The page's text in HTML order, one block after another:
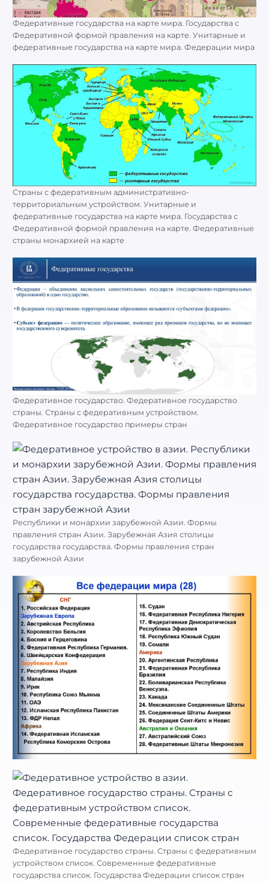
Федеративные государства на карте мира. Государства с
Федеративной формой правления на карте. Унитарные и
федеративные государства на карте мира. Федерации мира
Страны с федеративным административно-
территориальным устройством. Унитарные и
федеративные государства на карте мира. Государства с
Федеративной формой правления на карте. Федеративные
страны монархией на карте
Федеративное государство. Федеративное государство
страны. Страны с федеративным устройством.
Федеративное государство примеры стран
Республики и монархии зарубежной Азии. Формы
правления стран Азии. Зарубежная Азия столицы
государства государства. Формы правления стран
зарубежной Азии
Федеративное государство страны. Страны с федеративным
устройством список. Современные федеративные
государства список. Государства Федерации список стран